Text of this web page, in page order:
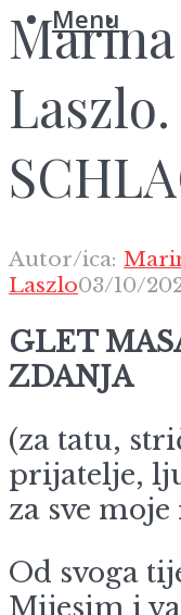
Menu
Autor/ica:
Laszlo03/10/
GLET
ZDANJA
(za tatu,
prijatelje,
za sve
Od svoga
Mijesim i